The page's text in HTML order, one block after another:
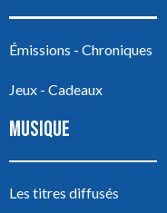
Émissions - Chroniques
Jeux - Cadeaux
MUSIQUE
Les titres diffusés